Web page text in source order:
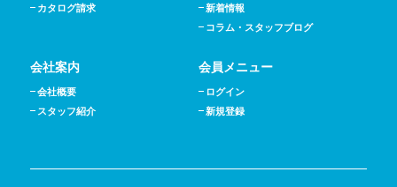
カタログ請求
新着情報
コラム・スタッフブログ
会社案内
会社概要
スタッフ紹介
会員メニュー
ログイン
新規登録